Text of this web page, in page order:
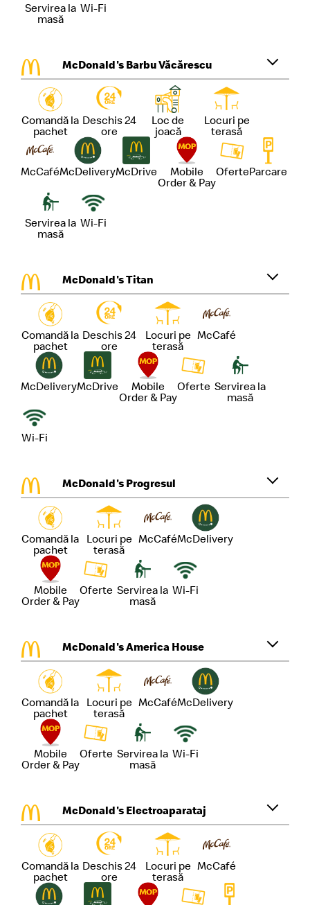
Servirea la
masă
Wi-Fi
McDonald's Barbu Văcărescu
Comandă la
pachet
Deschis 24
ore
Loc de
joacă
Locuri pe
terasă
McCaféMcDeliveryMcDrive
Mobile
Order & Pay
OferteParcare
Servirea la
masă
Wi-Fi
McDonald's Titan
Comandă la
pachet
Deschis 24
ore
Locuri pe
terasă
McCafé
McDeliveryMcDrive
Mobile
Order & Pay
Oferte Servirea la
masă
Wi-Fi
McDonald's Progresul
Comandă la
pachet
Locuri pe
terasă
McCaféMcDelivery
Mobile
Order & Pay
Oferte Servirea la
masă
Wi-Fi
McDonald's America House
Comandă la
pachet
Locuri pe
terasă
McCaféMcDelivery
Mobile
Order & Pay
Oferte Servirea la
masă
Wi-Fi
McDonald's Electroaparataj
Comandă la
pachet
Deschis 24
ore
Locuri pe
terasă
McCafé